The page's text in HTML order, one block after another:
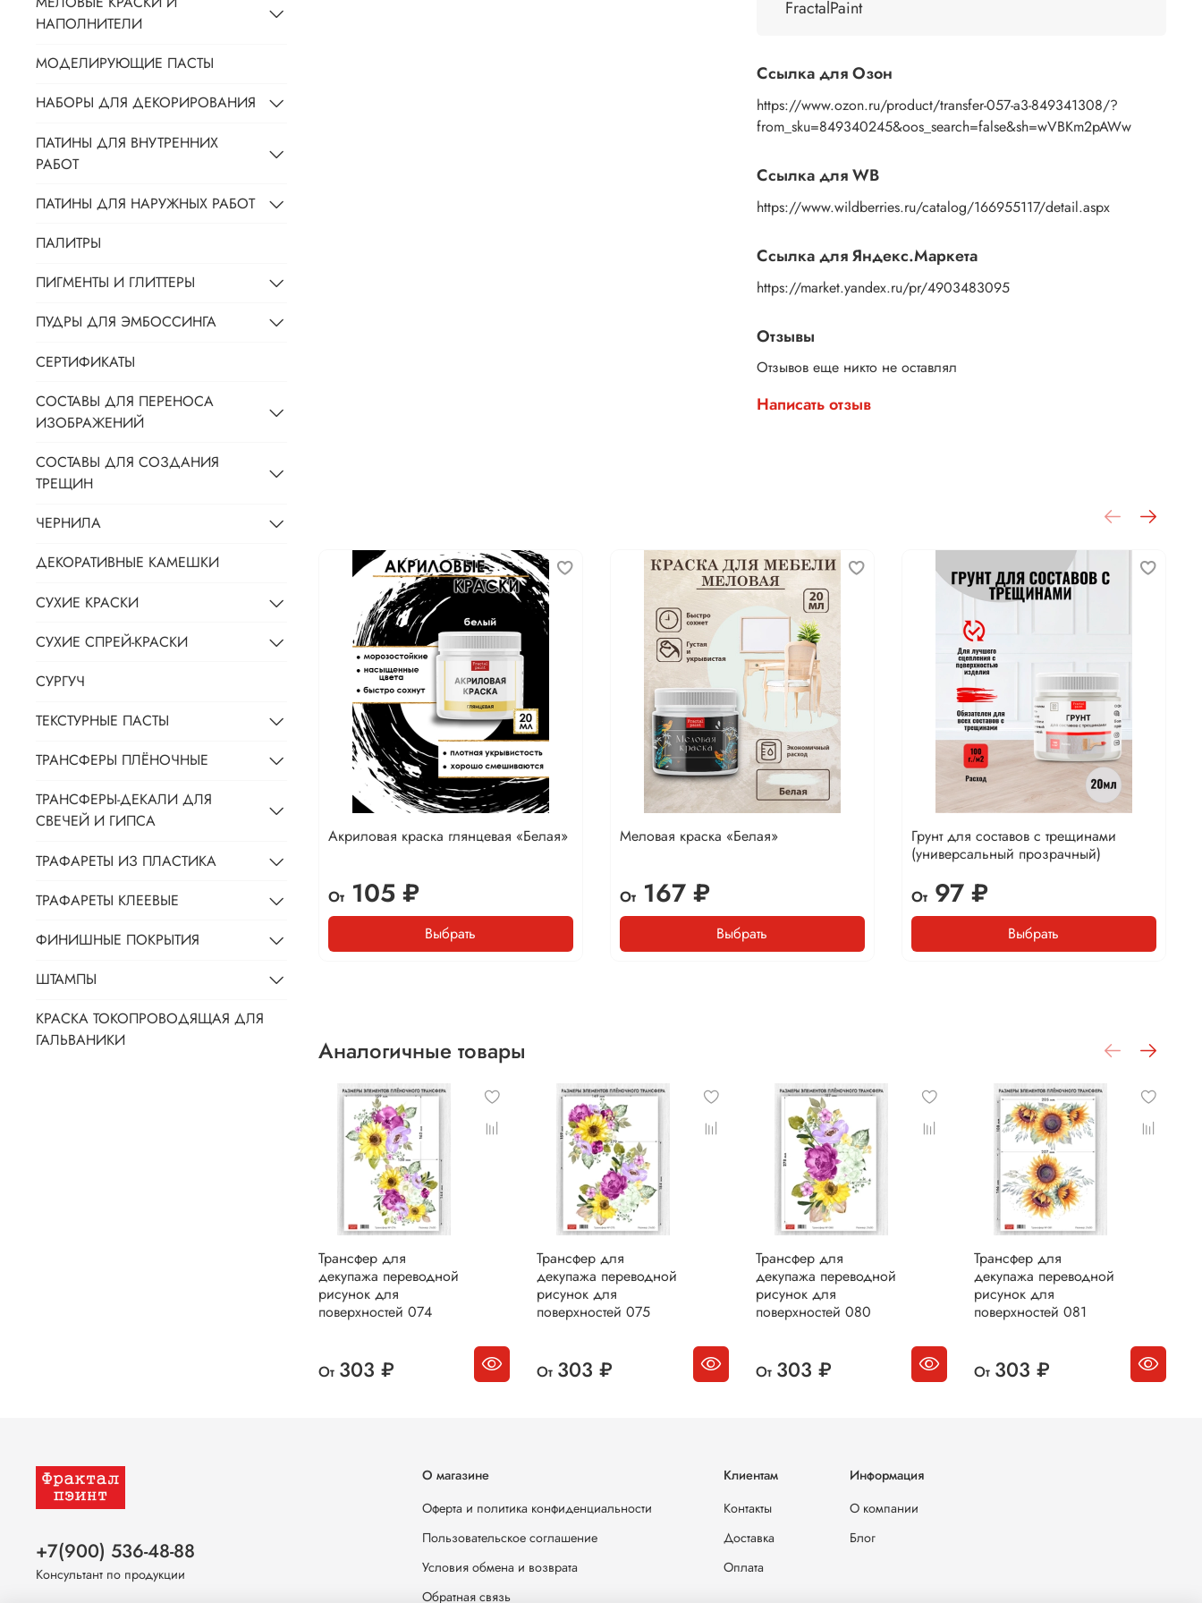
дайте основе пропитаться водой. Затем приложите
пальцами бумажную основу, сдвигаете ее на себя.
Рисунок остается на изделии. Сразу после нанесения
удалите лишнюю влагу и воздух бумажным полотенцем
или кусочком сухой ткани. После чего покройте
подойдет акриловый лак на водной основе, матовый,
глянцевый, полуглянцевый.
FractalPaint
Ссылка для Озон
https://www.ozon.ru/product/transfer-057-a3-849341308/?
from_sku=849340245&oos_search=false&sh=wVBKm2pAWw
Ссылка для WB
https://www.wildberries.ru/catalog/166955117/detail.aspx
Ссылка для Яндекс.Маркета
https://market.yandex.ru/pr/4903483095
Отзывы
Отзывов еще никто не оставлял
Написать отзыв
Акриловая краска глянцевая «Белая»
От105 ₽
Выбрать
Меловая краска «Белая»
От167 ₽
Выбрать
Грунт для составов с трещинами
(универсальный прозрачный)
От97 ₽
Выбрать
Аналогичные товары
Трансфер для
декупажа переводной
рисунок для
поверхностей 074
От 303 ₽
Трансфер для
декупажа переводной
рисунок для
поверхностей 075
От 303 ₽
Трансфер для
декупажа переводной
рисунок для
поверхностей 080
От 303 ₽
Трансфер для
декупажа переводной
рисунок для
поверхностей 081
От 303 ₽
НАПОЛНИТЕЛИ
МОДЕЛИРУЮЩИЕ ПАСТЫ
НАБОРЫ ДЛЯ ДЕКОРИРОВАНИЯ
ПАТИНЫ ДЛЯ ВНУТРЕННИХ
РАБОТ
ПАТИНЫ ДЛЯ НАРУЖНЫХ РАБОТ
ПАЛИТРЫ
ПИГМЕНТЫ И ГЛИТТЕРЫ
ПУДРЫ ДЛЯ ЭМБОССИНГА
СЕРТИФИКАТЫ
СОСТАВЫ ДЛЯ ПЕРЕНОСА
ИЗОБРАЖЕНИЙ
СОСТАВЫ ДЛЯ СОЗДАНИЯ
ТРЕЩИН
ЧЕРНИЛА
ДЕКОРАТИВНЫЕ КАМЕШКИ
СУХИЕ КРАСКИ
СУХИЕ СПРЕЙ-КРАСКИ
СУРГУЧ
ТЕКСТУРНЫЕ ПАСТЫ
ТРАНСФЕРЫ ПЛЁНОЧНЫЕ
ТРАНСФЕРЫ-ДЕКАЛИ ДЛЯ
СВЕЧЕЙ И ГИПСА
ТРАФАРЕТЫ ИЗ ПЛАСТИКА
ТРАФАРЕТЫ КЛЕЕВЫЕ
ФИНИШНЫЕ ПОКРЫТИЯ
ШТАМПЫ
КРАСКА ТОКОПРОВОДЯЩАЯ ДЛЯ
ГАЛЬВАНИКИ
О магазине
Оферта и политика конфиденциальности
Пользовательское соглашение
Условия обмена и возврата
Обратная связь
Клиентам
Контакты
Доставка
Оплата
Информация
О компании
Блог
+7(900) 536-48-88
Консультант по продукции